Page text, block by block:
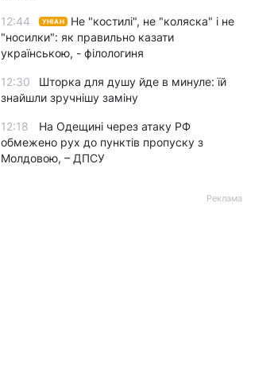
12:44 УНІАН
Не "костилі", не "коляска" і не
"носилки": як правильно казати
українською, - філологиня
12:30
Шторка для душу йде в минуле: їй
знайшли зручнішу заміну
12:18
На Одещині через атаку РФ
обмежено рух до пунктів пропуску з
Молдовою, – ДПСУ
Реклама